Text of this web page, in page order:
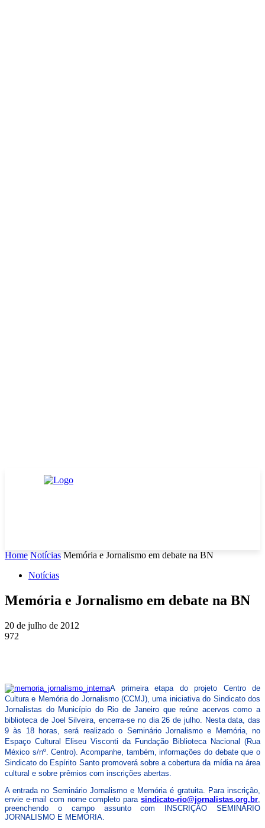
Home Notícias Memória e Jornalismo em debate na BN
Notícias
Memória e Jornalismo em debate na BN
20 de julho de 2012
972
A primeira etapa do projeto Centro de
Cultura e Memória do Jornalismo (CCMJ), uma iniciativa do Sindicato dos
Jornalistas do Município do Rio de Janeiro que reúne acervos como a
biblioteca de Joel Silveira, encerra-se no dia 26 de julho. Nesta data, das
9 às 18 horas, será realizado o Seminário Jornalismo e Memória, no
Espaço Cultural Eliseu Visconti da Fundação Biblioteca Nacional (Rua
México s/nº. Centro). Acompanhe, também, informações do debate que o
Sindicato do Espírito Santo promoverá sobre a cobertura da mídia na área
cultural e sobre prêmios com inscrições abertas.
A entrada no Seminário Jornalismo e Memória é gratuita. Para inscrição,
envie e-mail com nome completo para sindicato-rio@jornalistas.org.br
preenchendo o campo assunto com INSCRIÇÃO SEMINÁRIO
JORNALISMO E MEMÓRIA.